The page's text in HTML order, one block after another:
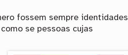
fossem sempre identidades
se pessoas cujas